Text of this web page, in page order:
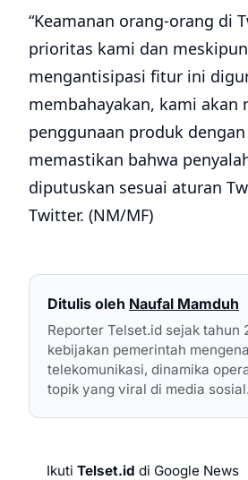
“Keamanan orang-orang di
prioritas kami dan
mengantisipasi fitur ini
membahayakan, kami akan
penggunaan produk
memastikan bahwa
diputuskan sesuai aturan
Twitter. (NM/MF)
Ditulis oleh Naufal Mamduh
Reporter Telset.id sejak tahun
kebijakan pemerintah
telekomunikasi, dinamika
topik yang viral di media sosial.
Ikuti Telset.id di Google News